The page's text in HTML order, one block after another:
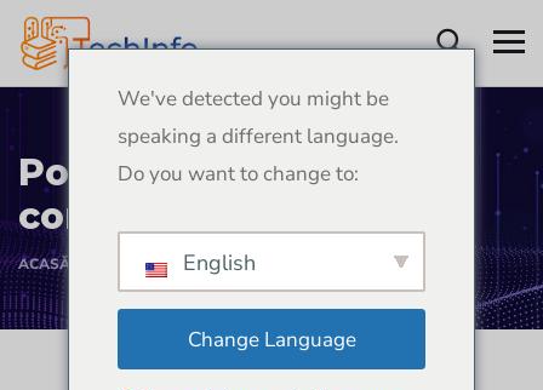
Politica de
confidențialitate
ACASĂ POLITICA DE CONFIDENȚIALITATE
We've detected you might be
speaking a different language.
Do you want to change to:
English
Change Language